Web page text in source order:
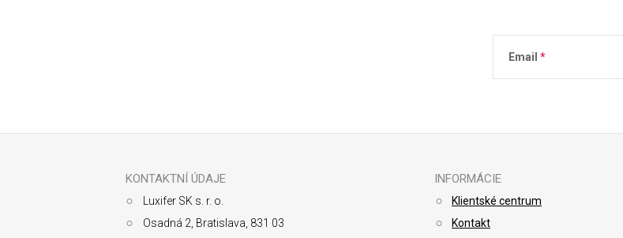
Email
KONTAKTNÍ ÚDAJE
Luxifer SK s. r. o.
Osadná 2, Bratislava, 831 03
INFORMÁCIE
Klientské centrum
Kontakt